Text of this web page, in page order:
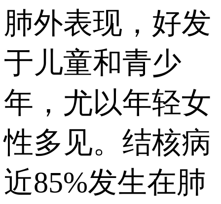
肺外表现，好发
于儿童和青少
年，尤以年轻女
性多见。结核病
近85%发生在肺